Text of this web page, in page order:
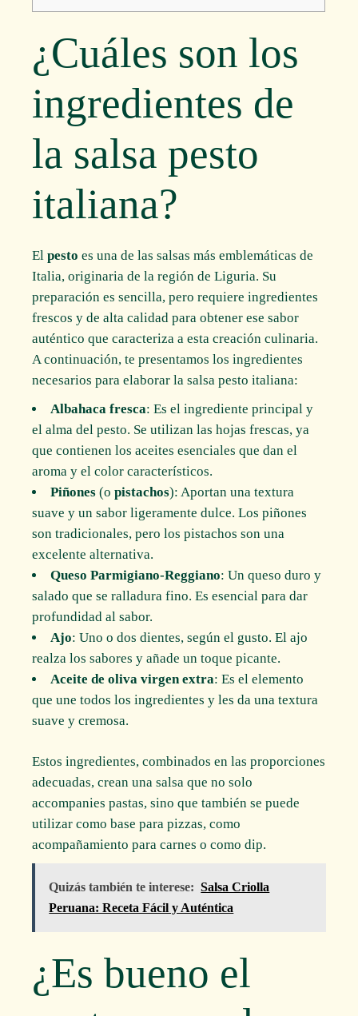
¿Cuáles son los
ingredientes de
la salsa pesto
italiana?
Elpesto es una de las salsas más emblemáticas de
Italia, originaria de la región de Liguria. Su
preparación es sencilla, pero requiere ingredientes
frescos y de alta calidad para obtener ese sabor
auténtico que caracteriza a esta creación culinaria.
A continuación, te presentamos los ingredientes
necesarios para elaborar la salsa pesto italiana:
Albahaca fresca: Es el ingrediente principal y
el alma del pesto. Se utilizan las hojas frescas, ya
que contienen los aceites esenciales que dan el
aroma y el color característicos.
Piñones (opistachos): Aportan una textura
suave y un sabor ligeramente dulce. Los piñones
son tradicionales, pero los pistachos son una
excelente alternativa.
Queso Parmigiano-Reggiano: Un queso duro y
salado que se ralladura fino. Es esencial para dar
profundidad al sabor.
Ajo: Uno o dos dientes, según el gusto. El ajo
realza los sabores y añade un toque picante.
Aceite de oliva virgen extra: Es el elemento
que une todos los ingredientes y les da una textura
suave y cremosa.
Estos ingredientes, combinados en las proporciones
adecuadas, crean una salsa que no solo
accompanies pastas, sino que también se puede
utilizar como base para pizzas, como
acompañamiento para carnes o como dip.
Quizás también te interese: Salsa Criolla
Peruana: Receta Fácil y Auténtica
¿Es bueno el